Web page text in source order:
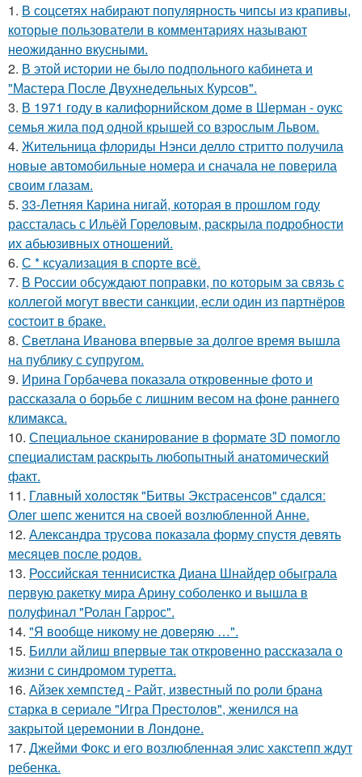
1. В соцсетях набирают популярность чипсы из крапивы,
которые пользователи в комментариях называют
неожиданно вкусными.
2. В этой истории не было подпольного кабинета и
"Мастера После Двухнедельных Курсов".
3. В 1971 году в калифорнийском доме в Шерман - оукс
семья жила под одной крышей со взрослым Львом.
4. Жительница флориды Нэнси делло стритто получила
новые автомобильные номера и сначала не поверила
своим глазам.
5. 33-Летняя Карина нигай, которая в прошлом году
рассталась с Ильёй Гореловым, раскрыла подробности
их абьюзивных отношений.
6. С * ксуализация в спорте всё.
7. В России обсуждают поправки, по которым за связь с
коллегой могут ввести санкции, если один из партнёров
состоит в браке.
8. Светлана Иванова впервые за долгое время вышла
на публику с супругом.
9. Ирина Горбачева показала откровенные фото и
рассказала о борьбе с лишним весом на фоне раннего
климакса.
10. Специальное сканирование в формате 3D помогло
специалистам раскрыть любопытный анатомический
факт.
11. Главный холостяк "Битвы Экстрасенсов" сдался:
Олег шепс женится на своей возлюбленной Анне.
12. Александра трусова показала форму спустя девять
месяцев после родов.
13. Российская теннисистка Диана Шнайдер обыграла
первую ракетку мира Арину соболенко и вышла в
полуфинал "Ролан Гаррос".
14. "Я вообще никому не доверяю …".
15. Билли айлиш впервые так откровенно рассказала о
жизни с синдромом туретта.
16. Айзек хемпстед - Райт, известный по роли брана
старка в сериале "Игра Престолов", женился на
закрытой церемонии в Лондоне.
17. Джейми Фокс и его возлюбленная элис хакстепп ждут
ребенка.